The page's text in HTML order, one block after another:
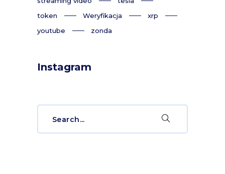
token
Weryfikacja
xrp
youtube
zonda
Instagram